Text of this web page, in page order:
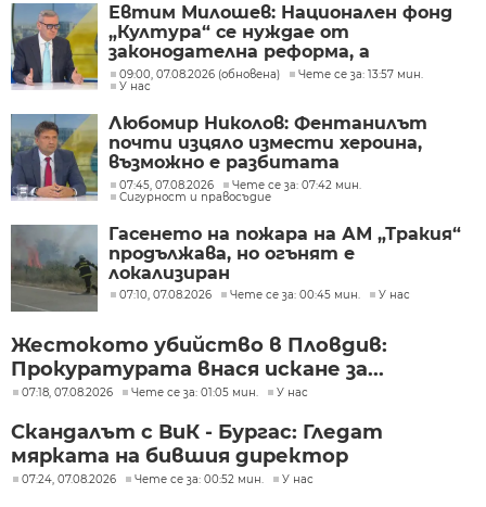
Евтим Милошев: Национален фонд
„Култура“ се нуждае от
законодателна реформа, а
процесите в министерството ще
бъдат максимално прозрачни
09:00, 07.08.2026 (обновена)
Чете се за: 13:57 мин.
У нас
Любомир Николов: Фентанилът
почти изцяло измести хероина,
възможно е разбитата
лаборатория да е единствената у
нас
07:45, 07.08.2026
Чете се за: 07:42 мин.
Сигурност и правосъдие
Гасенето на пожара на АМ „Тракия“
продължава, но огънят е
локализиран
07:10, 07.08.2026 Чете се за: 00:45 мин. У нас
Жестокото убийство в Пловдив:
Прокуратурата внася искане за...
07:18, 07.08.2026 Чете се за: 01:05 мин. У нас
Скандалът с ВиК - Бургас: Гледат
мярката на бившия директор
07:24, 07.08.2026 Чете се за: 00:52 мин. У нас